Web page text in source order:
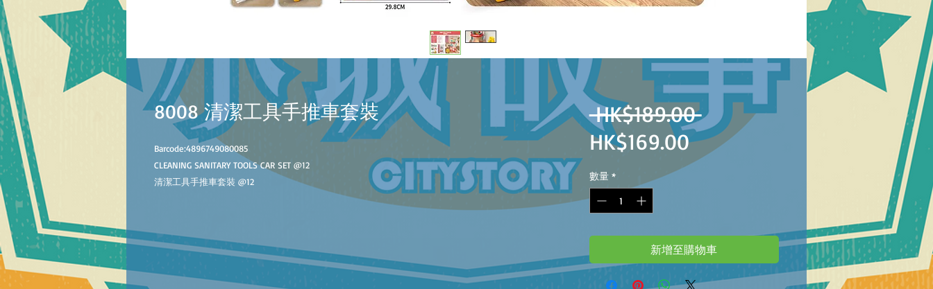
8008 清潔工具手推車套裝
Barcode:4896749080085
CLEANING SANITARY TOOLS CAR SET @12
清潔工具手推車套裝 @12
HK$189.00 一
般
HK$169.00促
銷
格
數量 *
新增至購物車